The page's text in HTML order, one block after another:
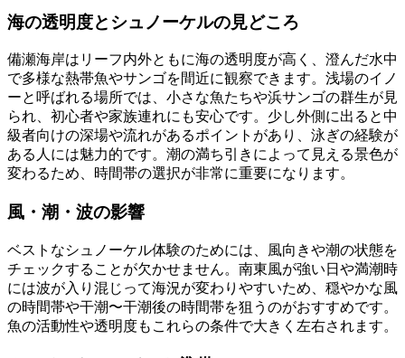
海の透明度とシュノーケルの見どころ
備瀬海岸はリーフ内外ともに海の透明度が高く、澄んだ水中
で多様な熱帯魚やサンゴを間近に観察できます。浅場のイノ
ーと呼ばれる場所では、小さな魚たちや浜サンゴの群生が見
られ、初心者や家族連れにも安心です。少し外側に出ると中
級者向けの深場や流れがあるポイントがあり、泳ぎの経験が
ある人には魅力的です。潮の満ち引きによって見える景色が
変わるため、時間帯の選択が非常に重要になります。
風・潮・波の影響
ベストなシュノーケル体験のためには、風向きや潮の状態を
チェックすることが欠かせません。南東風が強い日や満潮時
には波が入り混じって海況が変わりやすいため、穏やかな風
の時間帯や干潮〜干潮後の時間帯を狙うのがおすすめです。
魚の活動性や透明度もこれらの条件で大きく左右されます。